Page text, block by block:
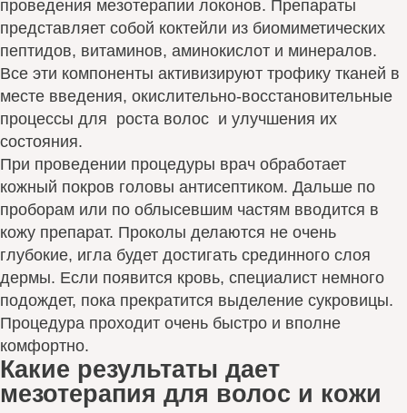
проведения мезотерапии локонов. Препараты
представляет собой коктейли из биомиметических
пептидов, витаминов, аминокислот и минералов.
Все эти компоненты активизируют трофику тканей в
месте введения, окислительно-восстановительные
процессы для роста волос и улучшения их
состояния.
При проведении процедуры врач обработает
кожный покров головы антисептиком. Дальше по
проборам или по облысевшим частям вводится в
кожу препарат. Проколы делаются не очень
глубокие, игла будет достигать срединного слоя
дермы. Если появится кровь, специалист немного
подождет, пока прекратится выделение сукровицы.
Процедура проходит очень быстро и вполне
комфортно.
Какие результаты дает
мезотерапия для волос и кожи